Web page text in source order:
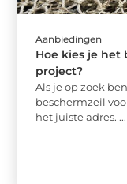
Aanbiedingen
Hoe kies je het
project?
Als je op zoek
beschermzeil
het juiste adres. ...